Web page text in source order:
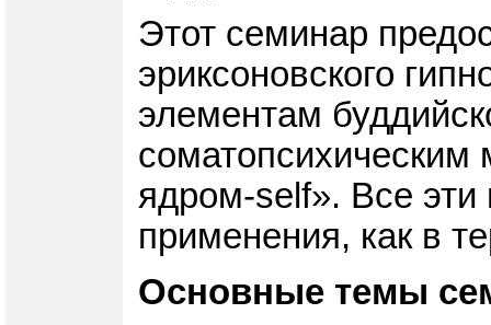
Этот семинар
эриксоновского
элементам
соматопсихическим
ядром-self». Все эти
применения, как в
Основные темы